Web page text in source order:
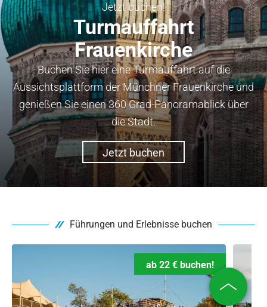
Jetzt buchen!
Turmauffahrt
Frauenkirche
Buchen Sie hier eine Turmauffahrt auf die
Aussichtsplattform der Münchner Frauenkirche und
genießen Sie einen 360 Grad-Panoramablick über
die Stadt.
Jetzt buchen
Führungen und Erlebnisse buchen
ab 22 € buchen!